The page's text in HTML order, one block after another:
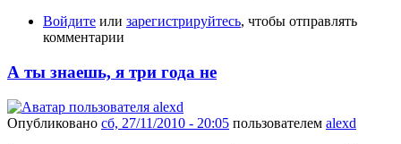
Войдите или зарегистрируйтесь, чтобы отправлять
комментарии
А ты знаешь, я три года не
Опубликовано сб, 27/11/2010 - 20:05 пользователем alexd